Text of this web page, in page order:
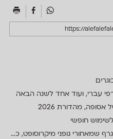
מהדורת 2026
לשימוש חופשי
מיקרוסופט, כפי שנחשף בארכיון של נינתו